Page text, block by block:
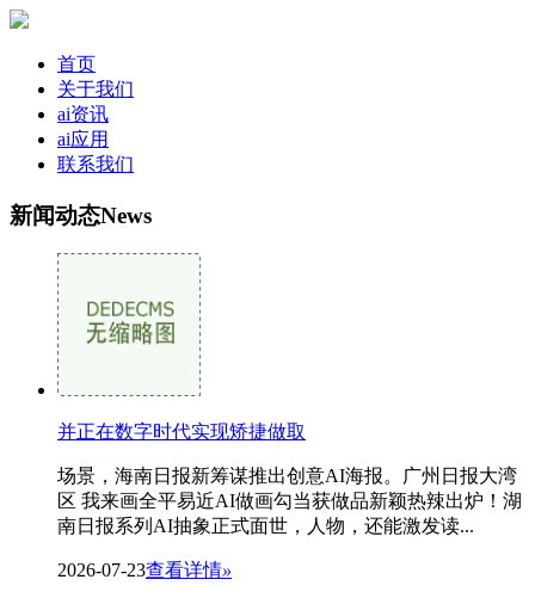
首页
关于我们
ai资讯
ai应用
联系我们
新闻动态News
并正在数字时代实现矫捷做取
场景，海南日报新筹谋推出创意AI海报。广州日报大湾
区 我来画全平易近AI做画勾当获做品新颖热辣出炉！湖
南日报系列AI抽象正式面世，人物，还能激发读...
2026-07-23查看详情»